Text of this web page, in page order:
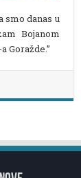
smo danas u
Bojanom
Goražde.”